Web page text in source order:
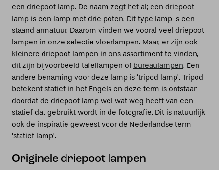
een driepoot lamp. De naam zegt het al; een driepoot
lamp is een lamp met drie poten. Dit type lamp is een
staand armatuur. Daarom vinden we vooral veel driepoot
lampen in onze selectie vloerlampen. Maar, er zijn ook
kleinere driepoot lampen in ons assortiment te vinden,
dit zijn bijvoorbeeld tafellampen of bureaulampen. Een
andere benaming voor deze lamp is ‘tripod lamp’. Tripod
betekent statief in het Engels en deze term is ontstaan
doordat de driepoot lamp wel wat weg heeft van een
statief dat gebruikt wordt in de fotografie. Dit is natuurlijk
ook de inspiratie geweest voor de Nederlandse term
‘statief lamp’.
Originele driepoot lampen